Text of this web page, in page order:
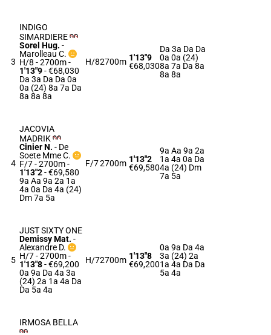
3
INDIGO
SIMARDIERE
Sorel Hug. -
Marolleau C.
H/8 - 2700m-
1'13"9- €68,030
Da 3a Da Da 0a
0a (24) 8a 7a Da
8a 8a 8a
H/82700m 1'13"9
€68,030
Da 3a Da Da
0a 0a (24)
8a 7a Da 8a
8a 8a
4
JACOVIA
MADRIK
Cinier N. - De
Soete Mme C.
F/7 - 2700m-
1'13"2- €69,580
9a Aa 9a 2a 1a
4a 0a Da 4a (24)
Dm 7a 5a
F/72700m 1'13"2
€69,580
9a Aa 9a 2a
1a 4a 0a Da
4a (24) Dm
7a 5a
5
JUST SIXTY ONE
Demissy Mat. -
Alexandre D.
H/7 - 2700m-
1'13"8- €69,200
0a 9a Da 4a 3a
(24) 2a 1a 4a Da
Da 5a 4a
H/72700m 1'13"8
€69,200
0a 9a Da 4a
3a (24) 2a
1a 4a Da Da
5a 4a
IRMOSA BELLA